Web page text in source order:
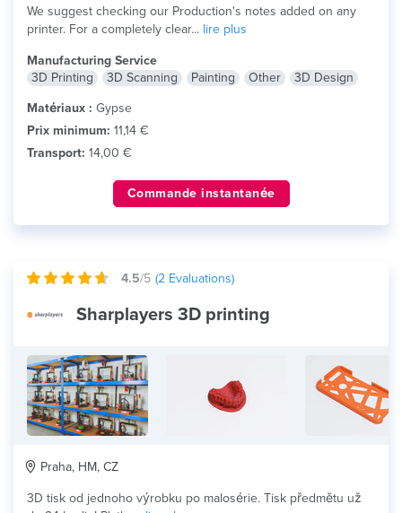
We suggest checking our Production's notes added on any
printer. For a completely clear... lire plus
Manufacturing Service
3D Printing
3D Scanning Painting Other
3D Design
Matériaux : Gypse
Prix minimum: 11,14 €
Transport: 14,00 €
Commande instantanée
4.5/5 (2 Evaluations)
Sharplayers 3D printing
Praha, HM, CZ
3D tisk od jednoho výrobku po malosérie. Tisk předmětu už